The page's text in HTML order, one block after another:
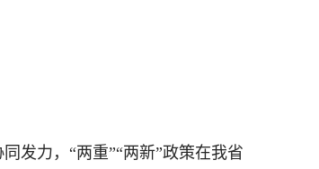
发力，“两重”“两新”政策在我省